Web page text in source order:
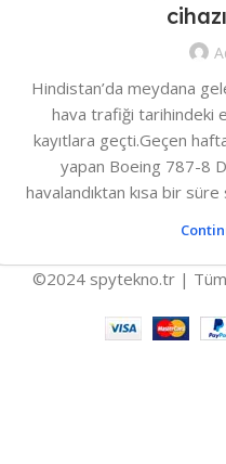
Hindistan’da meydana
hava trafiği tarihindeki
kayıtlara geçti.Geçen
yapan Boeing 787-8
havalandıktan kısa bir
©2024 spytekno.tr | Tüm